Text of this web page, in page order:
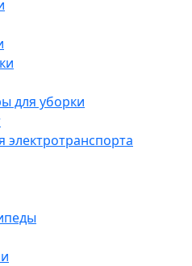
для уборки
электротранспорта